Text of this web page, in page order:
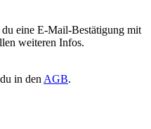
eine E-Mail-Bestätigung mit
weiteren Infos.
in den AGB.